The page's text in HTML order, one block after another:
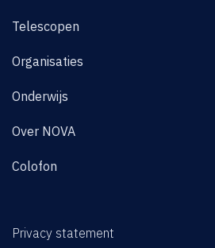
Telescopen
Organisaties
Onderwijs
Over NOVA
Colofon
Privacy statement